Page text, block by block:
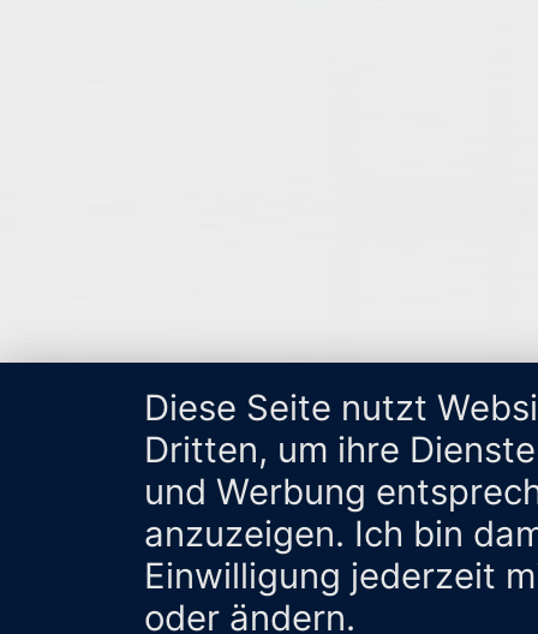
Diese Seite nutzt
Dritten, um ihre
und Werbung
anzuzeigen. Ich bin
Einwilligung jederzeit
oder ändern.